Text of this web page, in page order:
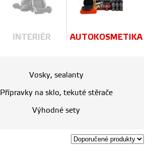
INTERIÉR AUTOKOSMETIKA
Vosky, sealanty
Přípravky na sklo, tekuté stěrače
Výhodné sety